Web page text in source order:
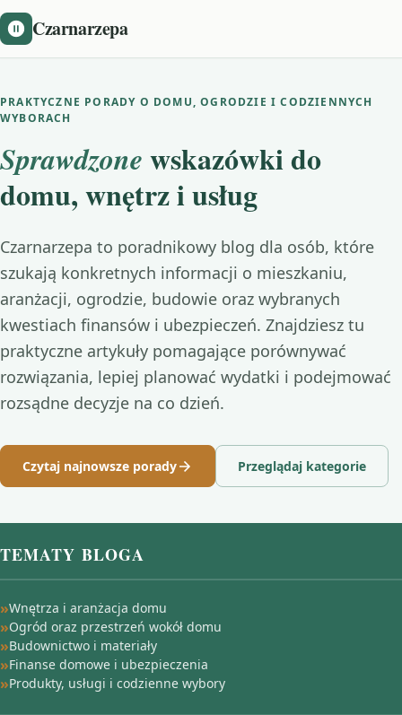
Czarnarzepa
PRAKTYCZNE PORADY O DOMU, OGRODZIE I CODZIENNYCH
WYBORACH
Sprawdzone wskazówki do
domu, wnętrz i usług
Czarnarzepa to poradnikowy blog dla osób, które
szukają konkretnych informacji o mieszkaniu,
aranżacji, ogrodzie, budowie oraz wybranych
kwestiach finansów i ubezpieczeń. Znajdziesz tu
praktyczne artykuły pomagające porównywać
rozwiązania, lepiej planować wydatki i podejmować
rozsądne decyzje na co dzień.
Czytaj najnowsze porady Przeglądaj kategorie
TEMATY BLOGA
Wnętrza i aranżacja domu
Ogród oraz przestrzeń wokół domu
Budownictwo i materiały
Finanse domowe i ubezpieczenia
Produkty, usługi i codzienne wybory